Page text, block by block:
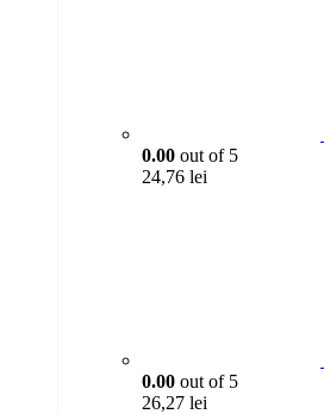
0.00 out of 5
24,76 lei
0.00 out of 5
26,27 lei